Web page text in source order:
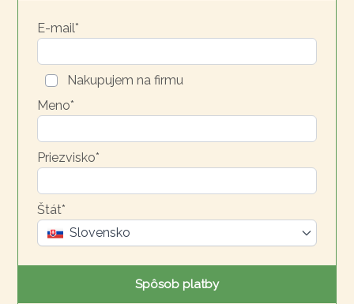
E-mail*
Nakupujem na firmu
Meno*
Priezvisko*
Štát*
Slovensko
Spôsob platby